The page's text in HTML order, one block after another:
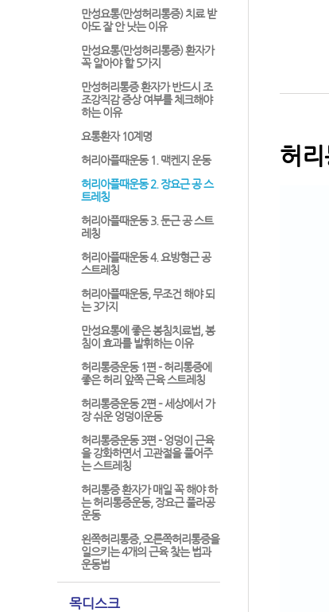
만성요통(만성허리통증) 치료 받
아도 잘 안 낫는 이유
만성요통(만성허리통증) 환자가
꼭 알아야 할 5가지
만성허리통증 환자가 반드시 조
조강직감 증상 여부를 체크해야
하는 이유
요통환자 10계명
허리아플때운동 1. 맥켄지 운동
허리아플때운동 2. 장요근 공 스
트레칭
허리아플때운동 3. 둔근 공 스트
레칭
허리아플때운동 4. 요방형근 공
스트레칭
허리아플때운동, 무조건 해야 되
는 3가지
만성요통에 좋은 봉침치료법, 봉
침이 효과를 발휘하는 이유
허리통증운동 1편 - 허리통증에
좋은 허리 앞쪽 근육 스트레칭
허리통증운동 2편 – 세상에서 가
장 쉬운 엉덩이운동
허리통증운동 3편 - 엉덩이 근육
을 강화하면서 고관절을 풀어주
는 스트레칭
허리통증 환자가 매일 꼭 해야 하
는 허리통증운동, 장요근 풀라공
운동
왼쪽허리통증, 오른쪽허리통증을
일으키는 4개의 근육 찾는 법과
운동법
목디스크
허